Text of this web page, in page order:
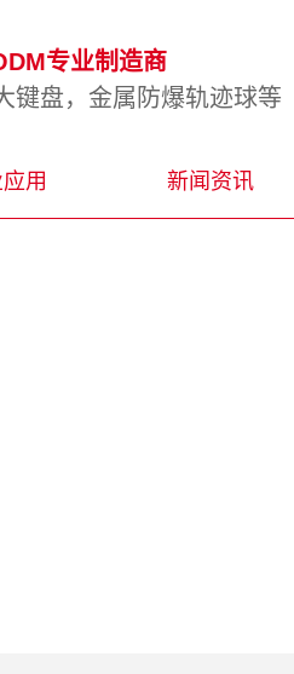
专业制造商
键盘，金属防爆轨迹球等
用 新闻资讯